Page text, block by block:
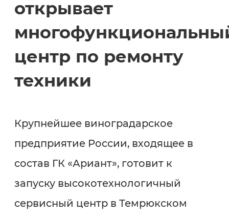
открывает
центр по ремонту
техники
Крупнейшее виноградарское
предприятие России, входящее в
состав ГК «Ариант», готовит к
запуску высокотехнологичный
сервисный центр в Темрюкском